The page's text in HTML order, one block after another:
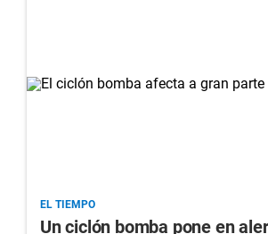
EL TIEMPO
Un ciclón bomba pone en